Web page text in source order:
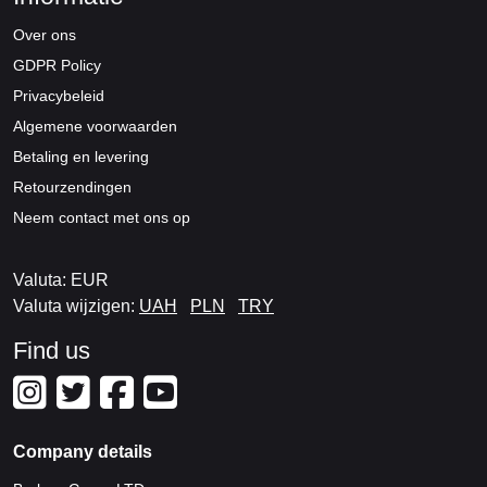
Over ons
GDPR Policy
Privacybeleid
Algemene voorwaarden
Betaling en levering
Retourzendingen
Neem contact met ons op
Valuta: EUR
Valuta wijzigen: UAH PLN TRY
Find us
Company details